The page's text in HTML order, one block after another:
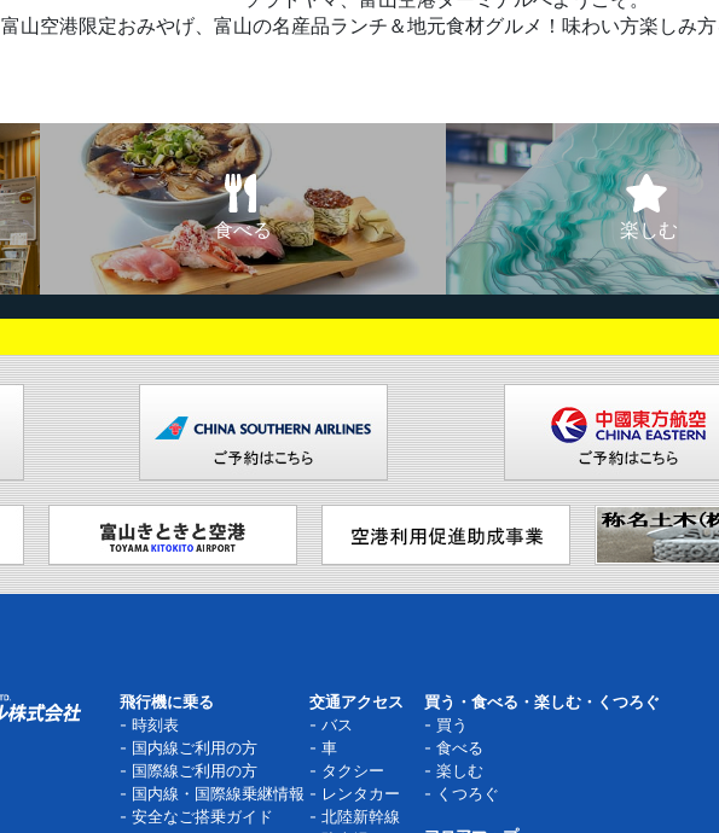
富山空港限定おみやげ、富山の名産品ランチ＆地元食材グルメ！味わい方楽しみ方
食べる 楽しむ
飛行機に乗る
時刻表
国内線ご利用の方
国際線ご利用の方
国内線・国際線乗継情報
安全なご搭乗ガイド
交通アクセス
バス
車
タクシー
レンタカー
北陸新幹線
買う・食べる・楽しむ・くつろぐ
買う
食べる
楽しむ
くつろぐ